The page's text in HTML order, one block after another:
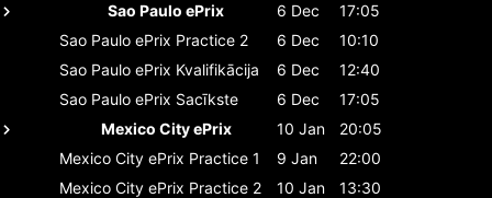
Sao Paulo ePrix
6 Dec
17:05
Sao Paulo ePrix Practice 2 6 Dec
10:10
Sao Paulo ePrix Kvalifikācija 6 Dec
12:40
Sao Paulo ePrix Sacīkste 6 Dec
17:05
Mexico City ePrix
10 Jan
20:05
Mexico City ePrix Practice 1 9 Jan
22:00
Mexico City ePrix Practice 2 10 Jan
13:30